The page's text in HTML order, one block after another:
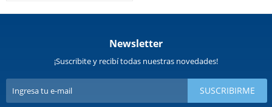
Newsletter
¡Suscribite y recibí todas nuestras novedades!
SUSCRIBIRME